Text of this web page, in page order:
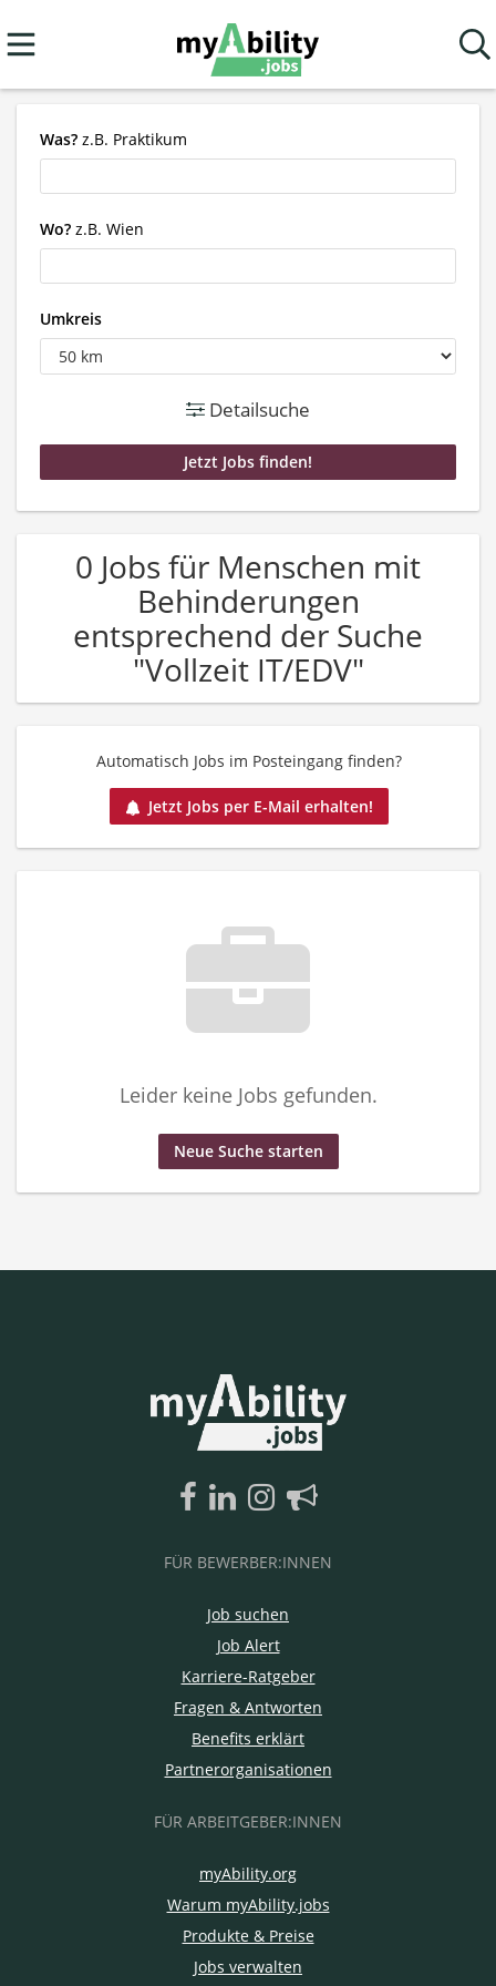
Was? z.B. Praktikum
Wo? z.B. Wien
Umkreis
Detailsuche
0 Jobs für Menschen mit
Behinderungen
entsprechend der Suche
"Vollzeit IT/EDV"
Automatisch Jobs im Posteingang finden?
Jetzt Jobs per E-Mail erhalten!
Leider keine Jobs gefunden.
Neue Suche starten
FÜR BEWERBER:INNEN
Job suchen
Job Alert
Karriere-Ratgeber
Fragen & Antworten
Benefits erklärt
Partnerorganisationen
FÜR ARBEITGEBER:INNEN
myAbility.org
Warum myAbility.jobs
Produkte & Preise
Jobs verwalten